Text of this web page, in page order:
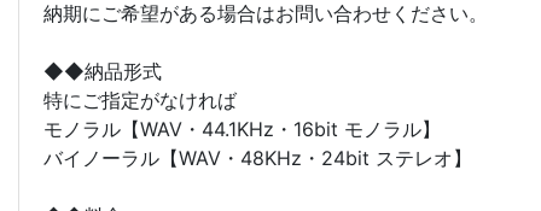
納期にご希望がある場合はお問い合わせください。
◆◆納品形式
特にご指定がなければ
モノラル【WAV・44.1KHz・16bit モノラル】
バイノーラル【WAV・48KHz・24bit ステレオ】